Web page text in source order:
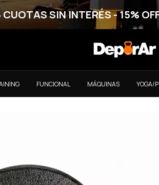
CUOTAS SIN INTERÉS - 15%
FUNCIONAL MÁQUINAS YOGA/